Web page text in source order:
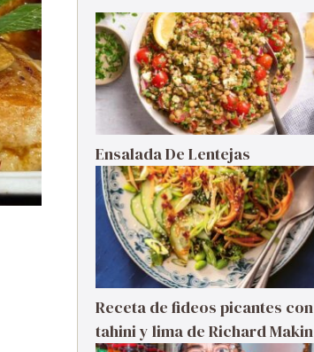
Ensalada De Lentejas
Receta de fideos picantes con
tahini y lima de Richard Makin